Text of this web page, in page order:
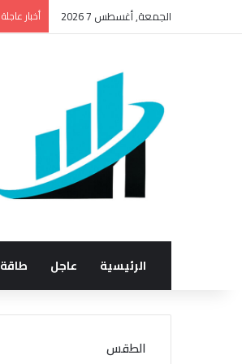
الجمعة, أغسطس 7 2026 أخبار عاجلة
الرئيسية عاجل طاقة
الطقس